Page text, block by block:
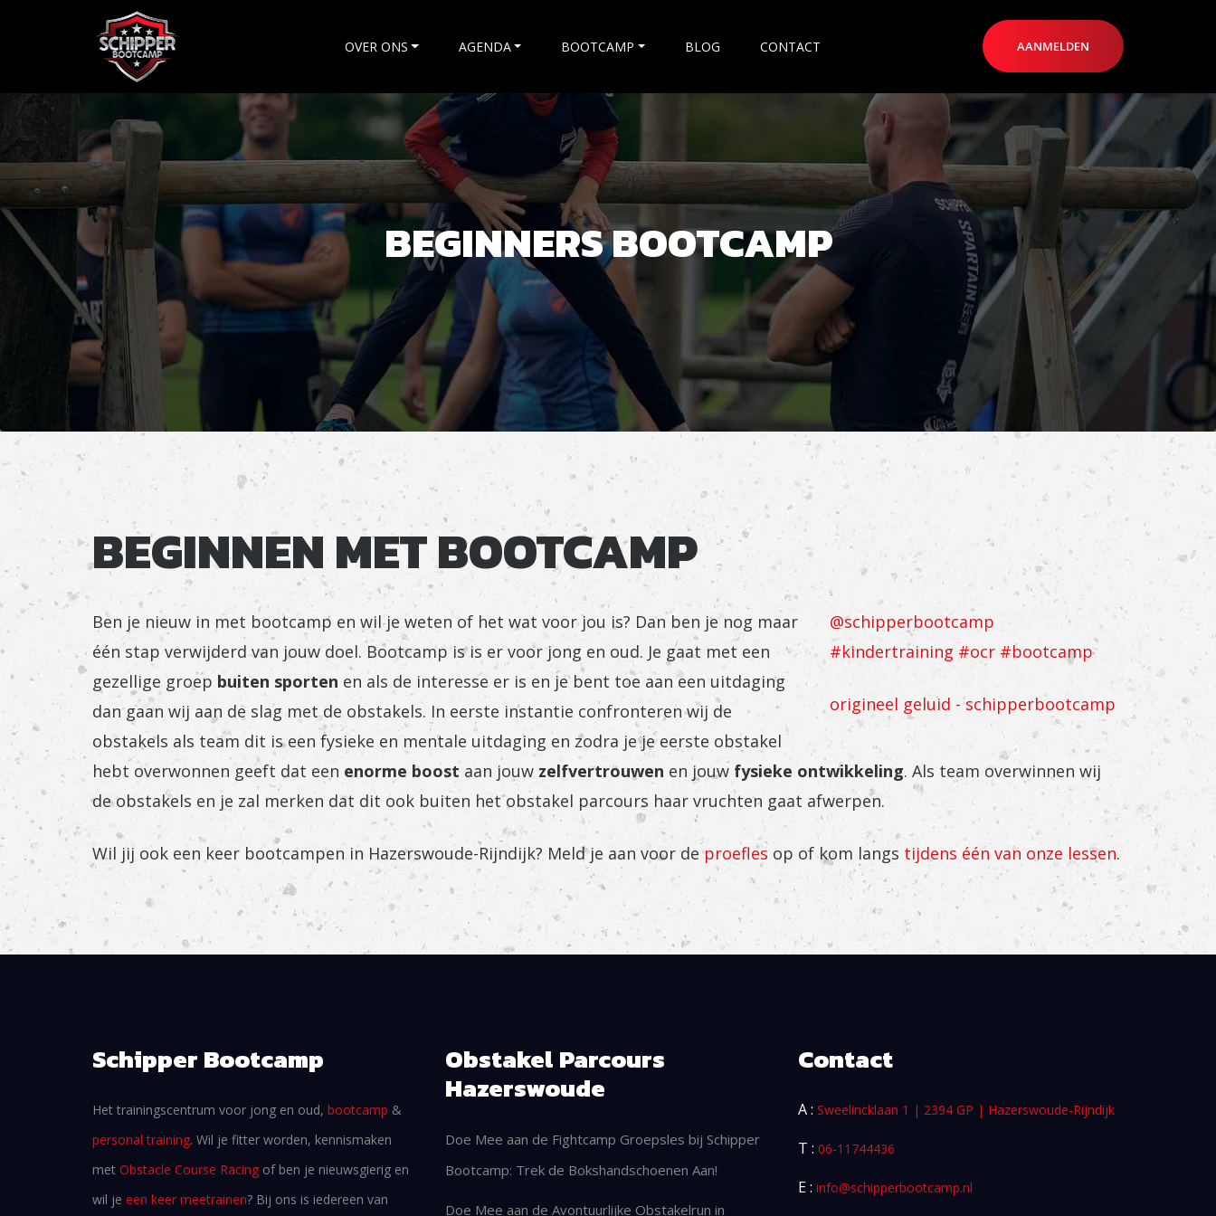
OVER ONS AGENDA BOOTCAMP BLOG CONTACT AANMELDEN
BEGINNERS BOOTCAMP
BEGINNEN MET BOOTCAMP
@schipperbootcamp
#kindertraining #ocr #bootcamp
origineel geluid - schipperbootcamp
Ben je nieuw in met bootcamp en wil je weten of het wat voor jou is? Dan ben je nog maar
één stap verwijderd van jouw doel. Bootcamp is is er voor jong en oud. Je gaat met een
gezellige groep buiten sporten en als de interesse er is en je bent toe aan een uitdaging
dan gaan wij aan de slag met de obstakels. In eerste instantie confronteren wij de
obstakels als team dit is een fysieke en mentale uitdaging en zodra je je eerste obstakel
hebt overwonnen geeft dat een enorme boost aan jouw zelfvertrouwen en jouw fysieke ontwikkeling. Als team overwinnen wij
de obstakels en je zal merken dat dit ook buiten het obstakel parcours haar vruchten gaat afwerpen.
Wil jij ook een keer bootcampen in Hazerswoude-Rijndijk? Meld je aan voor deproefles op of kom langs tijdens één van onze lessen.
Schipper Bootcamp
Het trainingscentrum voor jong en oud, bootcamp &
personal training. Wil je fitter worden, kennismaken
met Obstacle Course Racing of ben je nieuwsgierig en
wil je een keer meetrainen? Bij ons is iedereen van
Obstakel Parcours
Hazerswoude
Doe Mee aan de Fightcamp Groepsles bij Schipper
Bootcamp: Trek de Bokshandschoenen Aan!
Doe Mee aan de Avontuurlijke Obstakelrun in
Contact
A : Sweelincklaan 1 | 2394 GP | Hazerswoude-Rijndijk
T : 06-11744436
E : info@schipperbootcamp.nl